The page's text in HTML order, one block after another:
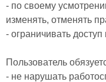
- по своему
изменять, отменять
- ограничивать
Пользователь
- не нарушать